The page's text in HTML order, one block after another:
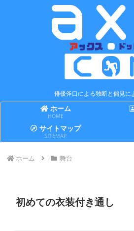
俳優斧口による独断と偏見に
ホーム
HOME
サイトマップ
SITEMAP
ホーム 舞台
初めての衣装付き通し